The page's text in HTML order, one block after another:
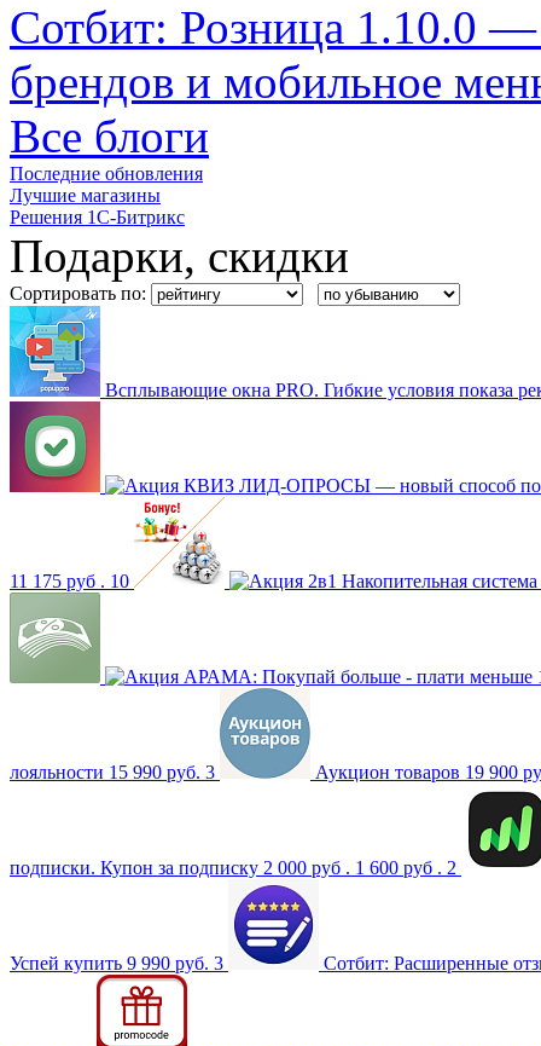
Сотбит: Розница 1.10.0 —
брендов и мобильное
Все блоги
Последние обновления
Лучшие магазины
Решения 1С-Битрикс
Подарки, скидки
Сортировать по:
Всплывающие окна PRO. Гибкие условия показа
КВИЗ ЛИД-ОПРОСЫ — новый способ
11 175 руб . 10 2в1 Накопительная
АРАМА: Покупай больше - плати меньше
лояльности 15 990 руб. 3 Аукцион товаров 19 900
подписки. Купон за подписку 2 000 руб . 1 600 руб . 2
Успей купить 9 990 руб. 3 Сотбит: Расширенные